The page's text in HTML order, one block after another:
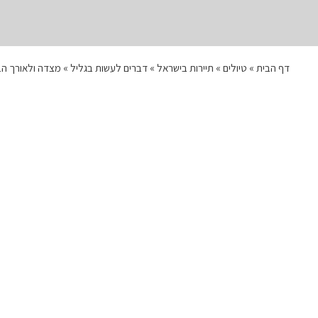
דף הבית » טיולים » תיירות בישראל » דברים לעשות בגליל » מצדה ולאורך